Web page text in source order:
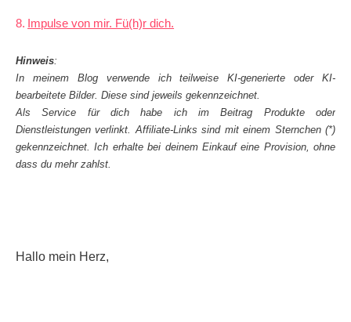
Impulse von mir. Fü(h)r dich.
Hinweis:
In meinem Blog verwende ich teilweise KI-generierte oder KI-
bearbeitete Bilder. Diese sind jeweils gekennzeichnet.
Als Service für dich habe ich im Beitrag Produkte oder
Dienstleistungen verlinkt. Affiliate-Links sind mit einem Sternchen (*)
gekennzeichnet. Ich erhalte bei deinem Einkauf eine Provision, ohne
dass du mehr zahlst.
Hallo mein Herz,